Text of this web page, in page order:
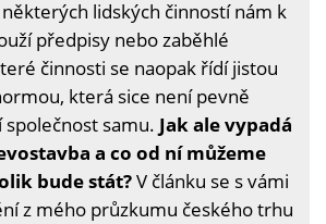
lidských činností nám k
předpisy nebo zaběhlé
činnosti se naopak řídí jistou
která sice není pevně
společnost samu. Jak ale vypadá
a co od ní můžeme
bude stát?V článku se s vámi
z mého průzkumu českého trhu